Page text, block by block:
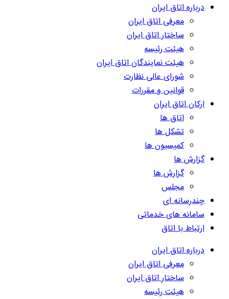
درباره اتاق ایران
معرفی اتاق ایران
ساختار اتاق ایران
هیئت رئیسه
هیئت نمایندگان اتاق ایران
شورای عالی نظارت
قوانین و مقررات
ارکان اتاق ایران
اتاق ها
تشکل ها
کمیسیون ها
گزارش ها
گزارش ها
مجلس
چندرسانه ای
سامانه های خدماتی
ارتباط با اتاق
درباره اتاق ایران
معرفی اتاق ایران
ساختار اتاق ایران
هیئت رئیسه